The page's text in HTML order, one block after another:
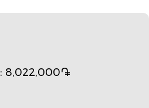
: 8,022,000֏